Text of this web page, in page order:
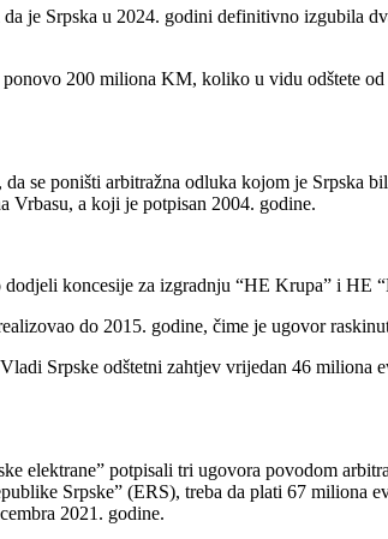
je Srpska u 2024. godini definitivno izgubila
200 miliona KM, koliko u vidu odštete
se poništi arbitražna odluka kojom je Srpska
Vrbasu, a koji je potpisan 2004. godine.
koncesije za izgradnju “HE Krupa” i
do 2015. godine, čime je ugovor
Srpske odštetni zahtjev vrijedan 46 miliona
elektrane” potpisali tri ugovora povodom
Srpske” (ERS), treba da plati 67 miliona
2021. godine.